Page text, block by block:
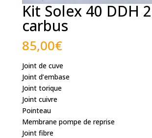
Kit Solex 40 DDH 2
carbus
85,00€
Joint de cuve
Joint d’embase
Joint torique
Joint cuivre
Pointeau
Membrane pompe de reprise
Joint fibre